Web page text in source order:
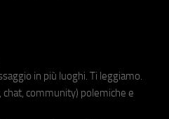
in più luoghi. Ti leggiamo.
chat, community) polemiche e